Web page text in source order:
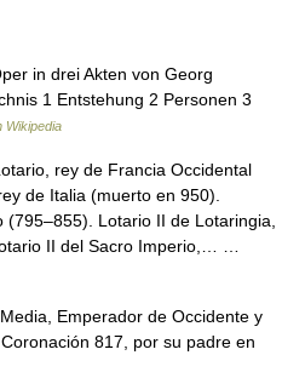
in drei Akten von Georg
1 Entstehung 2 Personen 3
Wikipedia
rey de Francia Occidental
de Italia (muerto en 950).
Lotario II de Lotaringia,
II del Sacro Imperio,… …
Emperador de Occidente y
817, por su padre en